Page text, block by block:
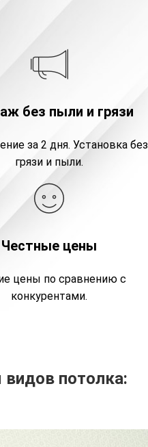
без пыли и грязи
за 2 дня. Установка без
грязи и пыли.
Честные цены
цены по сравнению с
конкурентами.
потолка: